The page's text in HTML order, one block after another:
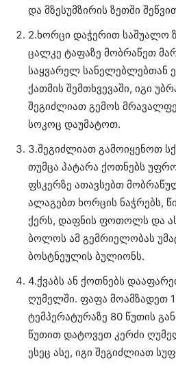
და მზესუმზირის ზეთში
2.ხორცი დაჭერით საშუალო
ცალკე ტაფაზე მობრაწეთ
საყვარელ
ქათმის შემთხვევაში, იგი
შეგიძლიათ გემოს
სოკოც დაუმატოთ.
3.შეგიძლიათ გამოიყენოთ
თუმცა პატარა ქოთნებს
ფსკერზე ათავსებთ
ალაგებთ ხორცის ნაჭრებს,
ქერს, დაფნის ფოთოლს და
ბოლოს ამ გემრიელობას
ბოსტნეულის ბულიონს.
4.ქვაბს ან ქოთნებს
ღუმელში. ფაფა მოამზადეთ
ტემპერატურაზე 80 წუთის
წუთით დატოვეთ კერძი
ესეც ასე, იგი შეგიძლიათ